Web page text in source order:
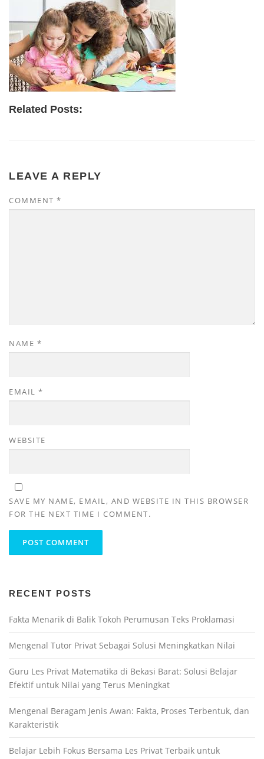
Related Posts:
LEAVE A REPLY
COMMENT *
NAME *
EMAIL *
WEBSITE
SAVE MY NAME, EMAIL, AND WEBSITE IN THIS BROWSER
FOR THE NEXT TIME I COMMENT.
RECENT POSTS
Fakta Menarik di Balik Tokoh Perumusan Teks Proklamasi
Mengenal Tutor Privat Sebagai Solusi Meningkatkan Nilai
Guru Les Privat Matematika di Bekasi Barat: Solusi Belajar
Efektif untuk Nilai yang Terus Meningkat
Mengenal Beragam Jenis Awan: Fakta, Proses Terbentuk, dan
Karakteristik
Belajar Lebih Fokus Bersama Les Privat Terbaik untuk